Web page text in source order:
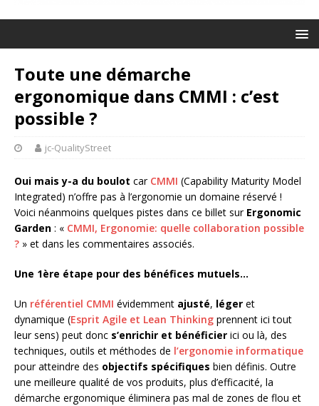
Toute une démarche
ergonomique dans CMMI : c’est
possible ?
jc-QualityStreet
Oui mais y-a du boulot car CMMI (Capability Maturity Model
Integrated) n’offre pas à l’ergonomie un domaine réservé !
Voici néanmoins quelques pistes dans ce billet sur Ergonomic
Garden : « CMMI, Ergonomie: quelle collaboration possible
? » et dans les commentaires associés.
Une 1ère étape pour des bénéfices mutuels…
Un référentiel CMMI évidemment ajusté, léger et
dynamique (Esprit Agile et Lean Thinking prennent ici tout
leur sens) peut donc s’enrichir et bénéficier ici ou là, des
techniques, outils et méthodes de l’ergonomie informatique
pour atteindre des objectifs spécifiques bien définis. Outre
une meilleure qualité de vos produits, plus d’efficacité, la
démarche ergonomique éliminera pas mal de zones de flou et